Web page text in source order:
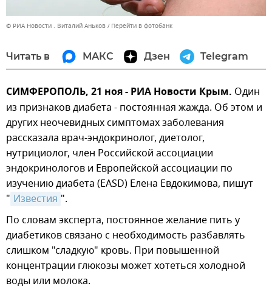
© РИА Новости . Виталий Аньков Перейти в фотобанк
Читать в МАКС Дзен Telegram
СИМФЕРОПОЛЬ, 21 ноя - РИА Новости Крым. Один
из признаков диабета - постоянная жажда. Об этом и
других неочевидных симптомах заболевания
рассказала врач-эндокринолог, диетолог,
нутрициолог, член Российской ассоциации
эндокринологов и Европейской ассоциации по
изучению диабета (EASD) Елена Евдокимова, пишут
" Известия ".
По словам эксперта, постоянное желание пить у
диабетиков связано с необходимость разбавлять
слишком "сладкую" кровь. При повышенной
концентрации глюкозы может хотеться холодной
воды или молока.